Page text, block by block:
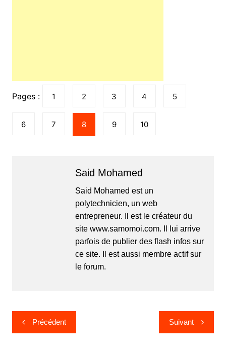
Pages : 1 2 3 4 5
6 7 8 9 10
Said Mohamed
Said Mohamed est un
polytechnicien, un web
entrepreneur. Il est le créateur du
site www.samomoi.com. Il lui arrive
parfois de publier des flash infos sur
ce site. Il est aussi membre actif sur
le forum.
Navigation
de
Précédent Suivant